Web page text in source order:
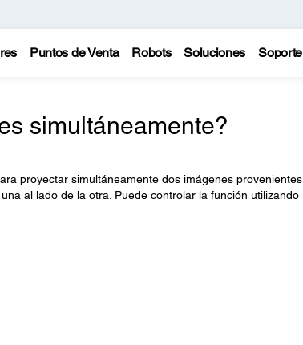
Puntos de Venta Robots Soluciones Soporte
simultáneamente?
proyectar simultáneamente dos imágenes provenientes
al lado de la otra. Puede controlar la función utilizando